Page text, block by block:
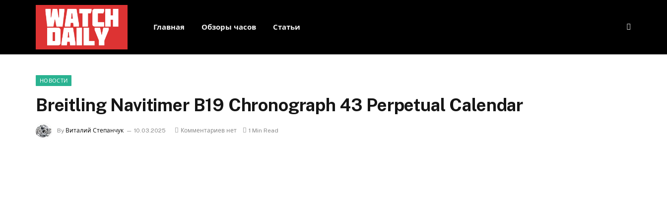
Главная Обзоры часов Статьи
НОВОСТИ
Breitling Navitimer B19 Chronograph 43 Perpetual Calendar
By Виталий Степанчук 10.03.2025 Комментариев нет 1 Min Read